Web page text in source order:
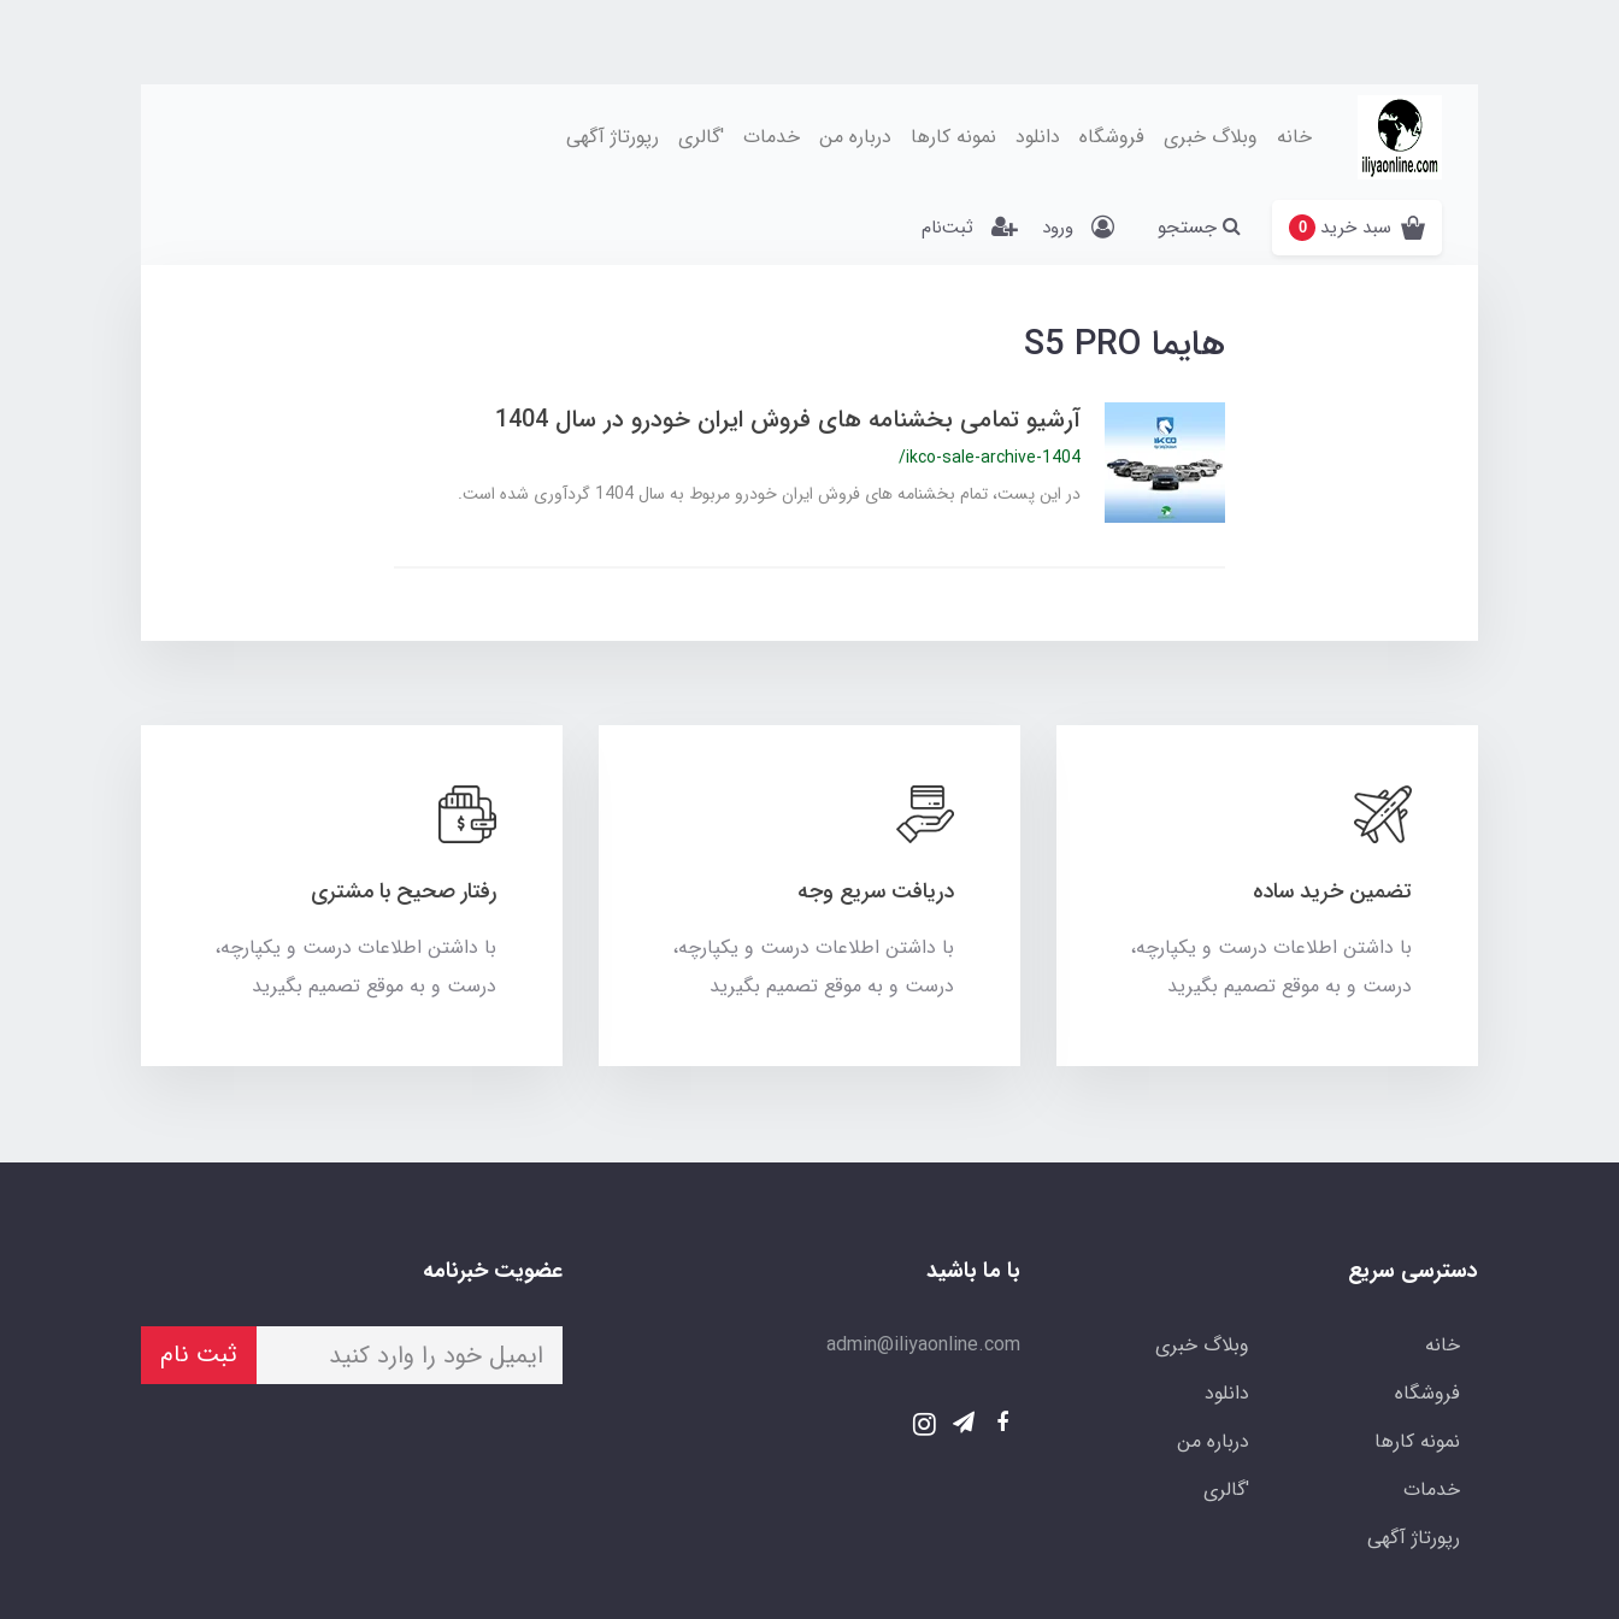
خانه وبلاگ خبری فروشگاه دانلود نمونه کارها درباره من خدمات 'گالری رپورتاژ آگهی
سبد خرید 0 جستجو ورود ثبت‌نام
هایما S5 PRO
آرشیو تمامی بخشنامه های فروش ایران خودرو در سال 1404
/ikco-sale-archive-1404
در این پست، تمام بخشنامه های فروش ایران خودرو مربوط به سال 1404 گردآوری شده است.
تضمین خرید ساده
با داشتن اطلاعات درست و یکپارچه،
درست و به موقع تصمیم بگیرید
دریافت سریع وجه
با داشتن اطلاعات درست و یکپارچه،
درست و به موقع تصمیم بگیرید
رفتار صحیح با مشتری
با داشتن اطلاعات درست و یکپارچه،
درست و به موقع تصمیم بگیرید
دسترسی سریع
خانه
وبلاگ خبری
فروشگاه
دانلود
نمونه کارها
درباره من
خدمات
'گالری
رپورتاژ آگهی
با ما باشید
admin@iliyaonline.com
عضویت خبرنامه
ثبت نام